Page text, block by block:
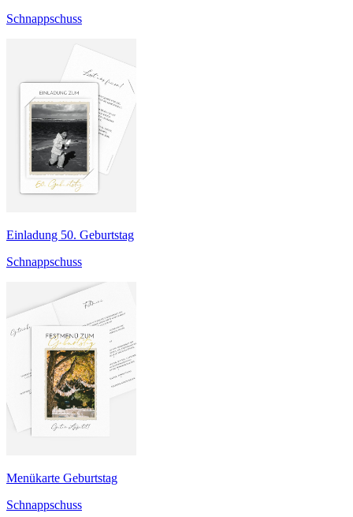
Schnappschuss
Einladung 50. Geburtstag
Schnappschuss
Menükarte Geburtstag
Schnappschuss